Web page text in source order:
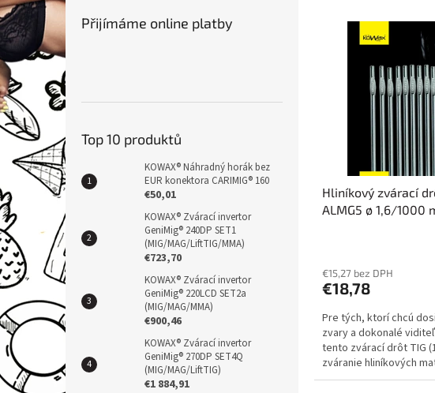
Přijímáme online platby
Top 10 produktů
KOWAX® Náhradný horák bez
EUR konektora CARIMIG® 160
€50,01
KOWAX® Zvárací invertor
GeniMig® 240DP SET1
(MIG/MAG/LiftTIG/MMA)
€723,70
KOWAX® Zvárací invertor
GeniMig® 220LCD SET2a
(MIG/MAG/MMA)
€900,46
KOWAX® Zvárací invertor
GeniMig® 270DP SET4Q
(MIG/MAG/LiftTIG)
€1 884,91
Hliníkový zvárací
ALMG5 ø 1,6/1000
€15,27 bez DPH
€18,78
Pre tých, ktorí chcú
zvary a dokonalé
tento zvárací drôt TIG
zváranie hliníkových
AlMg1 - AlMg5,...